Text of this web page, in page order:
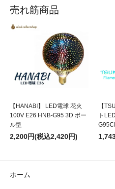
売れ筋商品
【HANABI】 LED電球 花火
100V E26 HNB-G95 3D ボー
ル型
2,200円(税込2,420円)
【
ト
ホーム